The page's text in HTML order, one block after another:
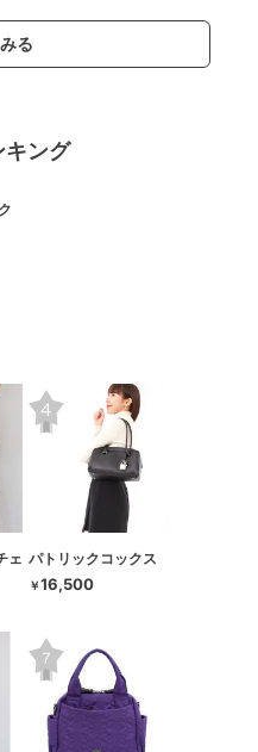
る
キング
ェ パトリックコックス
￥16,500